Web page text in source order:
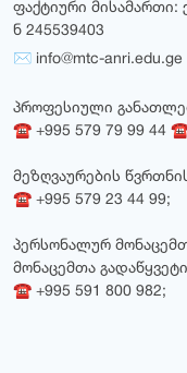
ფაქტიური მისამართი:
ნ 245539403
✉ info@mtc-anri.edu.ge
პროფესიული
☎ +995 579 79 99 44 ☎
მეზღვაურების
☎ +995 579 23 44 99;
პერსონალურ
მონაცემთა
☎ +995 591 800 982;